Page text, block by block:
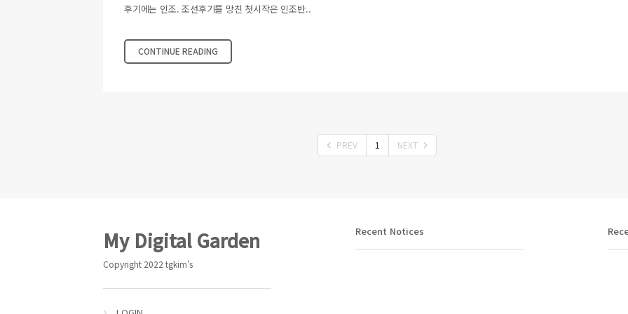
후기에는 인조. 조선후기를 망친 첫시작은 인조반..
CONTINUE READING
PREV 1 NEXT
My Digital Garden
Copyright 2022 tgkim's
Recent Notices